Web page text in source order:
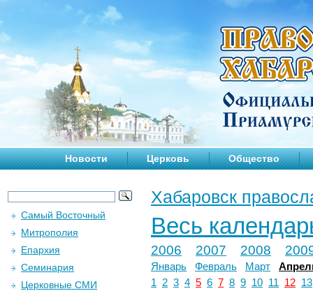
Новости Церковь Общество
Хабаровск
Весь
2006 2007 2008
Январь Февраль Март
1
2 3 4 5 6 7 8 9 10 11 12 13
Самый Восточный
Митрополия
Епархия
Семинария
Церковные СМИ